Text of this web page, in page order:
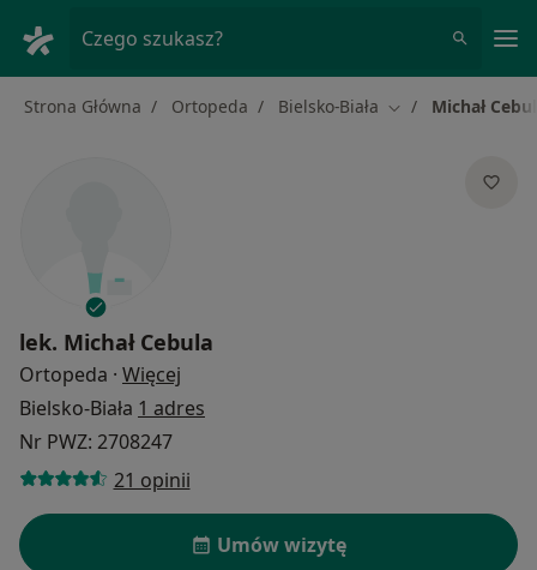
Czego szukasz?
Strona Główna Ortopeda Bielsko-Biała Zmień miasto
Michał
lek. Michał Cebula
Ortopeda · Więcej
Bielsko-Biała 1 adres
Nr PWZ: 2708247
21 opinii
Umów wizytę